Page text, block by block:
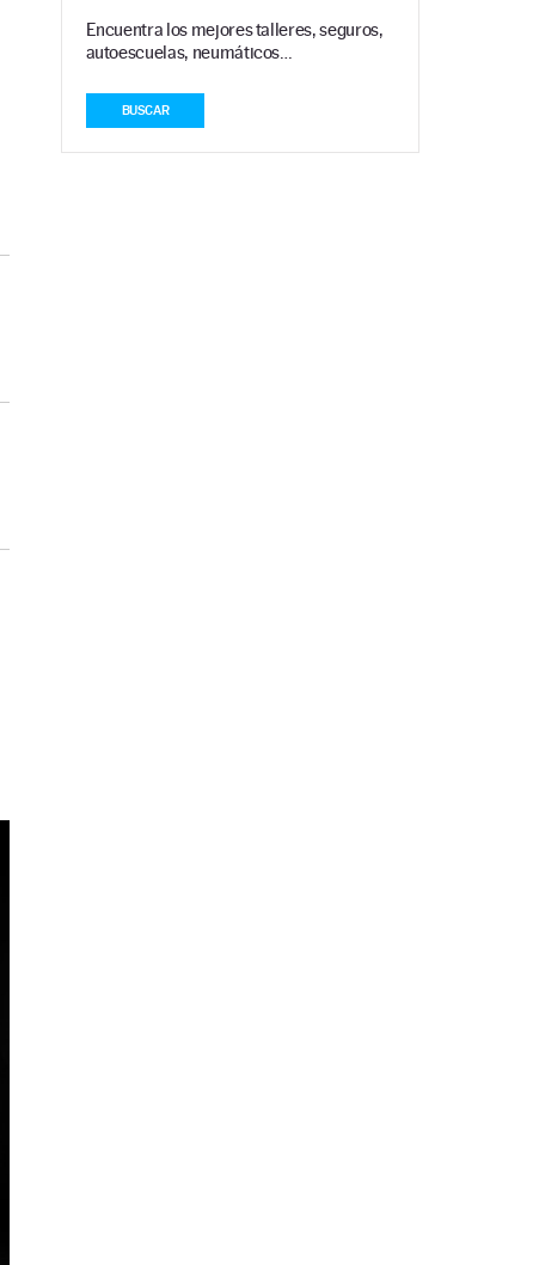
Encuentra los mejores talleres, seguros,
autoescuelas, neumáticos…
BUSCAR